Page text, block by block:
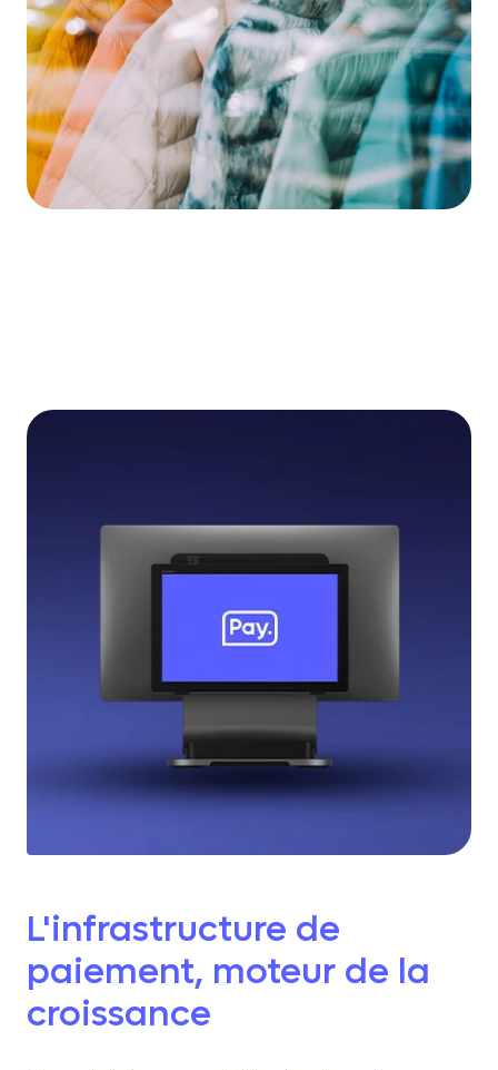
L'infrastructure de
paiement, moteur de la
croissance